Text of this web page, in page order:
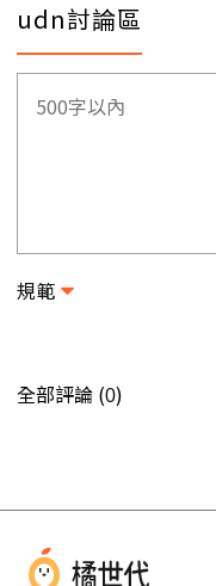
udn討論區
規範
全部評論 (0)